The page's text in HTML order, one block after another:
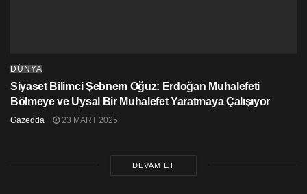
DÜNYA
Siyaset Bilimci Şebnem Oğuz: Erdoğan Muhalefeti
Bölmeye ve Uysal Bir Muhalefet Yaratmaya Çalışıyor
Gazedda 23 MART 2025
DEVAM ET